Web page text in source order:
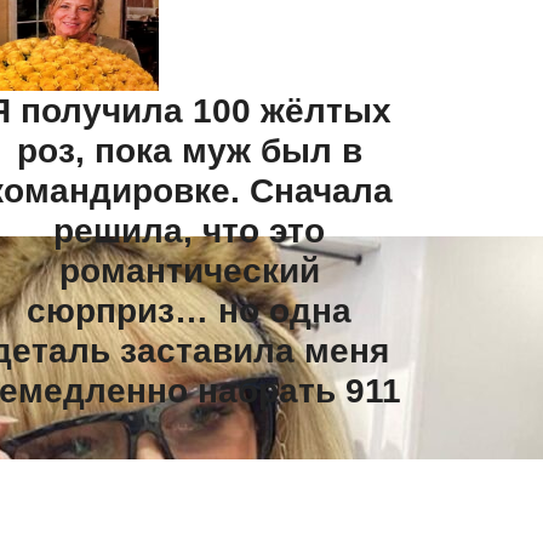
получила 100 жёлтых
роз, пока муж был в
Сначала
решила, что это
романтический
сюрприз… но одна
заставила меня
набрать 911